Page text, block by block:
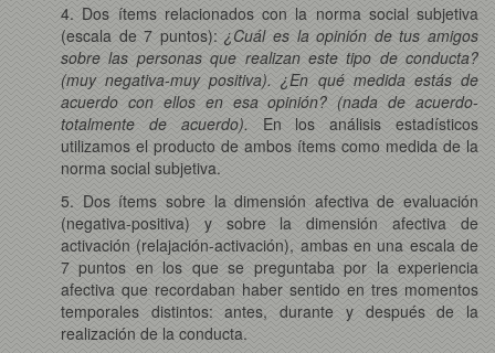
4. Dos ítems relacionados con la norma social subjetiva
(escala de 7 puntos): ¿Cuál es la opinión de tus amigos
sobre las personas que realizan este tipo de conducta?
(muy negativa-muy positiva). ¿En qué medida estás de
acuerdo con ellos en esa opinión? (nada de acuerdo-
totalmente de acuerdo). En los análisis estadísticos
utilizamos el producto de ambos ítems como medida de la
norma social subjetiva.
5. Dos ítems sobre la dimensión afectiva de evaluación
(negativa-positiva) y sobre la dimensión afectiva de
activación (relajación-activación), ambas en una escala de
7 puntos en los que se preguntaba por la experiencia
afectiva que recordaban haber sentido en tres momentos
temporales distintos: antes, durante y después de la
realización de la conducta.